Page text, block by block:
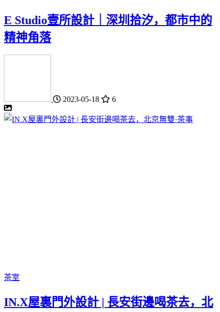
E Studio壹所設計｜深圳拾汐，都市中的
精神角落
2023-05-18 6
茶室
IN.X屋裏門外設計 | 長安街邊喝茶去，北